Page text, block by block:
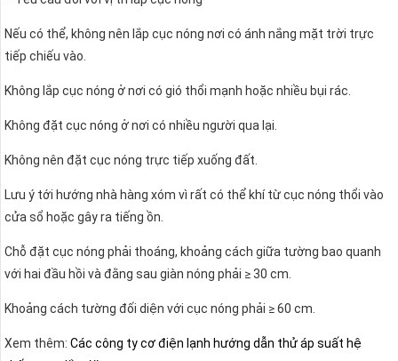
Nếu có thể, không nên lắp cục nóng nơi có ánh nắng mặt trời trực
tiếp chiếu vào.
Không lắp cục nóng ở nơi có gió thổi mạnh hoặc nhiều bụi rác.
Không đặt cục nóng ở nơi có nhiều người qua lại.
Không nên đặt cục nóng trực tiếp xuống đất.
Lưu ý tới hướng nhà hàng xóm vì rất có thể khí từ cục nóng thổi vào
cửa sổ hoặc gây ra tiếng ồn.
Chỗ đặt cục nóng phải thoáng, khoảng cách giữa tường bao quanh
với hai đầu hồi và đằng sau giàn nóng phải ≥ 30 cm.
Khoảng cách tường đối diện với cục nóng phải ≥ 60 cm.
Xem thêm: Các công ty cơ điện lạnh hướng dẫn thử áp suất hệ